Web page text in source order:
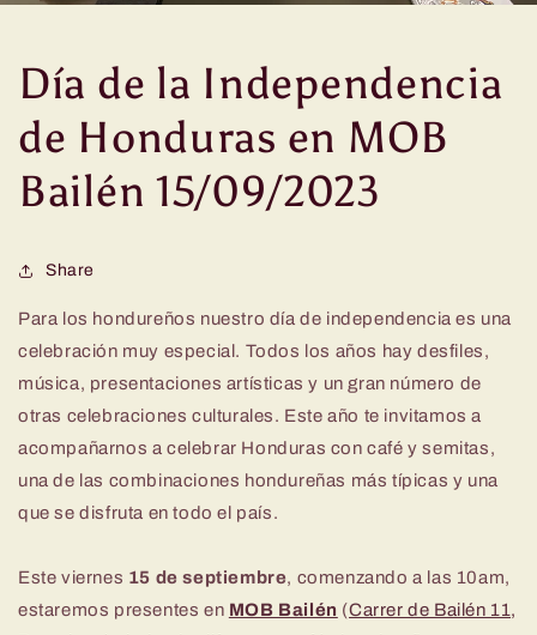
Día de la Independencia
de Honduras en MOB
Bailén 15/09/2023
Share
Para los hondureños nuestro día de independencia es una
celebración muy especial. Todos los años hay desfiles,
música, presentaciones artísticas y un gran número de
otras celebraciones culturales. Este año te invitamos a
acompañarnos a celebrar Honduras con café y semitas,
una de las combinaciones hondureñas más típicas y una
que se disfruta en todo el país.
Este viernes 15 de septiembre, comenzando a las 10am,
estaremos presentes en MOB Bailén (Carrer de Bailén 11,